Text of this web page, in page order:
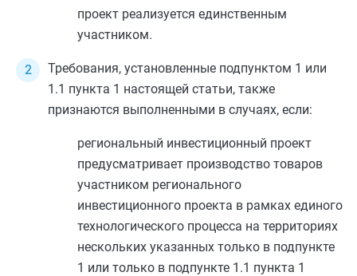
проект реализуется единственным
участником.
Требования, установленные подпунктом 1 или
1.1 пункта 1 настоящей статьи, также
признаются выполненными в случаях, если:
региональный инвестиционный проект
предусматривает производство товаров
участником регионального
инвестиционного проекта в рамках единого
технологического процесса на территориях
нескольких указанных только в подпункте
1 или только в подпункте 1.1 пункта 1